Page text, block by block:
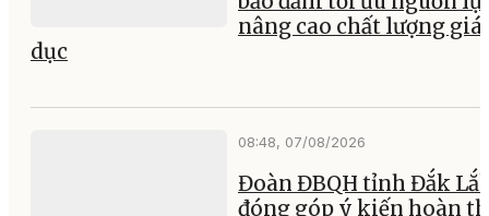
nâng cao chất lượng
dục
08:48, 07/08/2026
Đoàn ĐBQH tỉnh Đắk
đóng góp ý kiến hoàn